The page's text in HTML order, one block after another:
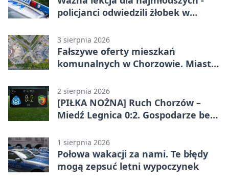
policjanci odwiedzili żłobek w
3 sierpnia 2026
Fałszywe oferty mieszkań
komunalnych w Chorzowie. Miasto
2 sierpnia 2026
[PIŁKA NOŻNA] Ruch Chorzów –
Miedź Legnica 0:2. Gospodarze bez
1 sierpnia 2026
Połowa wakacji za nami. Te błędy
mogą zepsuć letni wypoczynek